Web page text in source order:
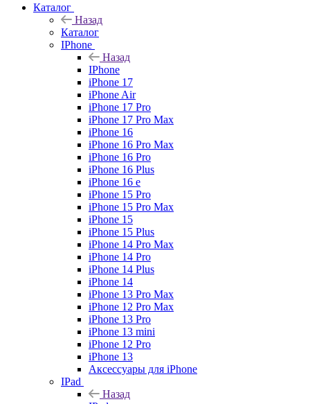
Каталог
Назад
Каталог
IPhone
Назад
IPhone
iPhone 17
iPhone Air
iPhone 17 Pro
iPhone 17 Pro Max
iPhone 16
iPhone 16 Pro Max
iPhone 16 Pro
iPhone 16 Plus
iPhone 16 e
iPhone 15 Pro
iPhone 15 Pro Max
iPhone 15
iPhone 15 Plus
iPhone 14 Pro Max
iPhone 14 Pro
iPhone 14 Plus
iPhone 14
iPhone 13 Pro Max
iPhone 12 Pro Max
iPhone 13 Pro
iPhone 13 mini
iPhone 12 Pro
iPhone 13
Аксессуары для iPhone
IPad
Назад